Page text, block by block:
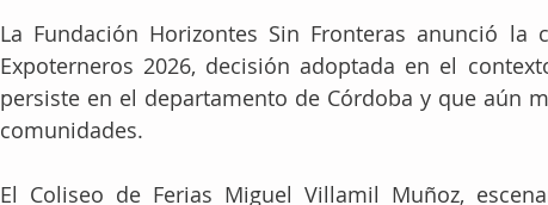
La Fundación Horizontes Sin Fronteras anunció la
Expoterneros 2026, decisión adoptada en el
persiste en el departamento de Córdoba y que aún
comunidades.
El Coliseo de Ferias Miguel Villamil Muñoz,